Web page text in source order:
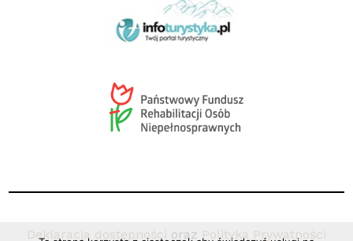
Deklaracja dostępności oraz Polityka Prywatności